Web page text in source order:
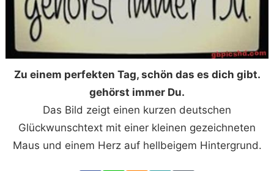
Zu einem perfekten Tag, schön das es dich gibt.
gehörst immer Du.
Das Bild zeigt einen kurzen deutschen
Glückwunschtext mit einer kleinen gezeichneten
Maus und einem Herz auf hellbeigem Hintergrund.